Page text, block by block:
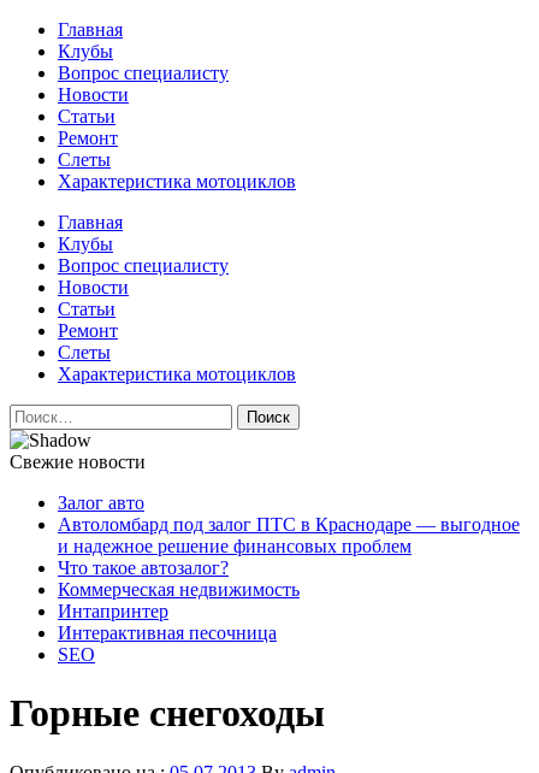
Перейти
содержимому
Главная
Клубы
Вопрос специалисту
Новости
Статьи
Ремонт
Слеты
Характеристика мотоциклов
Авто и мото сайт
Главная
Клубы
Вопрос специалисту
Новости
Статьи
Ремонт
Слеты
Характеристика мотоциклов
Найти:
Свежие новости
Залог авто
Автоломбард под залог ПТС в Краснодаре — выгодное
и надежное решение финансовых проблем
Что такое автозалог?
Коммерческая недвижимость
Интапринтер
Интерактивная песочница
SEO
Горные снегоходы